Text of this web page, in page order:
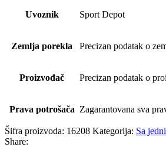
Uvoznik Sport Depot
Zemlja porekla Precizan podatak o
Proizvođač Precizan podatak o
Prava potrošača Zagarantovana sva
Šifra proizvoda: 16208 Kategorija: Sa
Share: